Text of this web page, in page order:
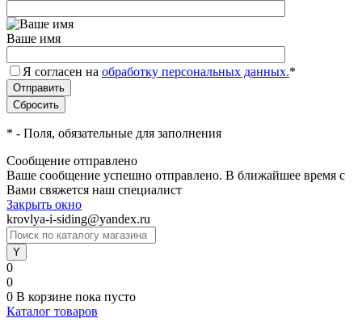
Ваше имя
Я согласен на обработку персональных данных.*
* - Поля, обязательные для заполнения
Сообщение отправлено
Ваше сообщение успешно отправлено. В ближайшее время с
Вами свяжется наш специалист
Закрыть окно
krovlya-i-siding@yandex.ru
0
0
0 В корзине пока пусто
Каталог товаров